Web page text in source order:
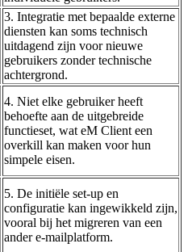
3. Integratie met bepaalde externe
diensten kan soms technisch
uitdagend zijn voor nieuwe
gebruikers zonder technische
achtergrond.
4. Niet elke gebruiker heeft
behoefte aan de uitgebreide
functieset, wat eM Client een
overkill kan maken voor hun
simpele eisen.
5. De initiële set-up en
configuratie kan ingewikkeld zijn,
vooral bij het migreren van een
ander e-mailplatform.